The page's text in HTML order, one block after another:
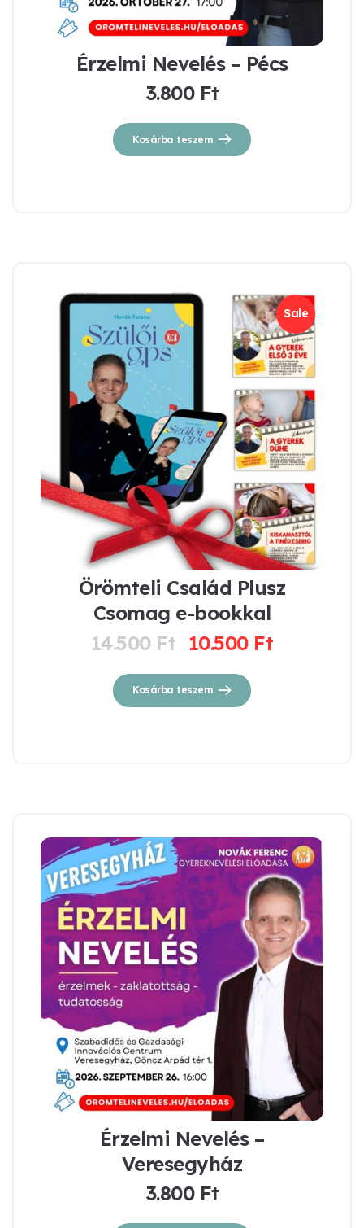
Érzelmi Nevelés – Pécs
3.800 Ft
Kosárba teszem
Sale
Örömteli Család Plusz
Csomag e-bookkal
14.500Ft
Original
was:
14.500 Ft.
10.500 Ft
Kosárba teszem
Érzelmi Nevelés –
Veresegyház
3.800 Ft